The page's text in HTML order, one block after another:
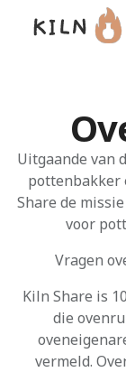
Uitgaande van
pottenbakker
Share de
voor
Vragen
Kiln Share is
die
vermeld.